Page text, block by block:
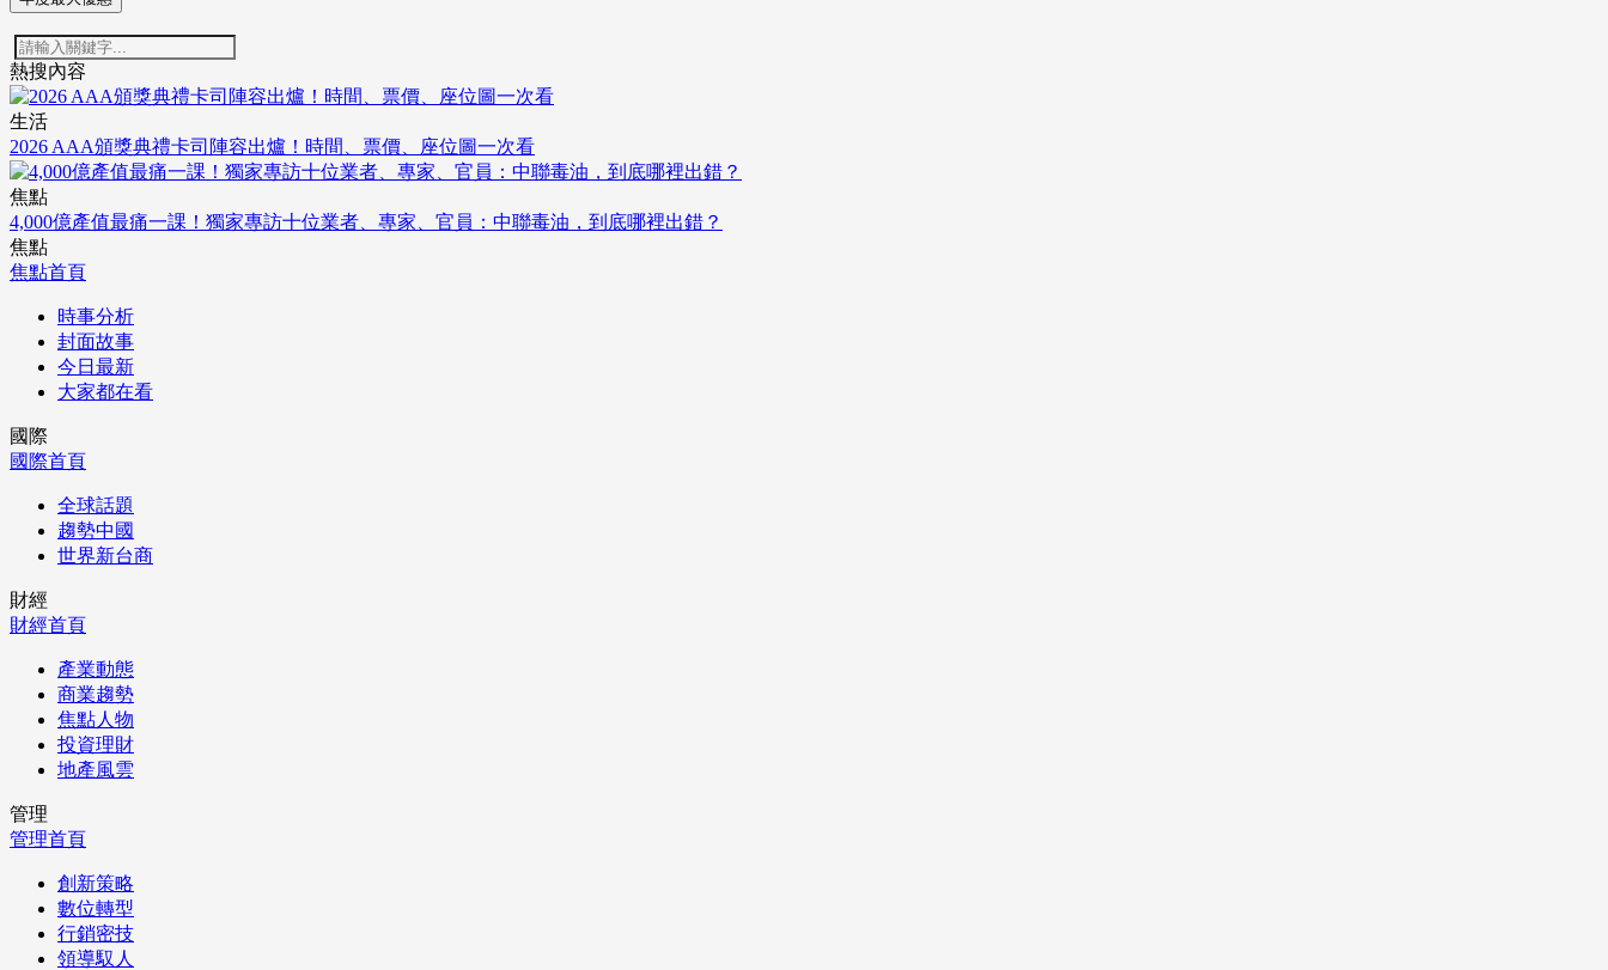
熱搜內容
生活
2026 AAA頒獎典禮卡司陣容出爐！時間、票價、座位圖一次看
焦點
4,000億產值最痛一課！獨家專訪十位業者、專家、官員：中聯毒油，到底哪裡出錯？
焦點
焦點首頁
時事分析
封面故事
今日最新
大家都在看
國際
國際首頁
全球話題
趨勢中國
世界新台商
財經
財經首頁
產業動態
商業趨勢
焦點人物
投資理財
地產風雲
管理
管理首頁
創新策略
數位轉型
行銷密技
領導馭人